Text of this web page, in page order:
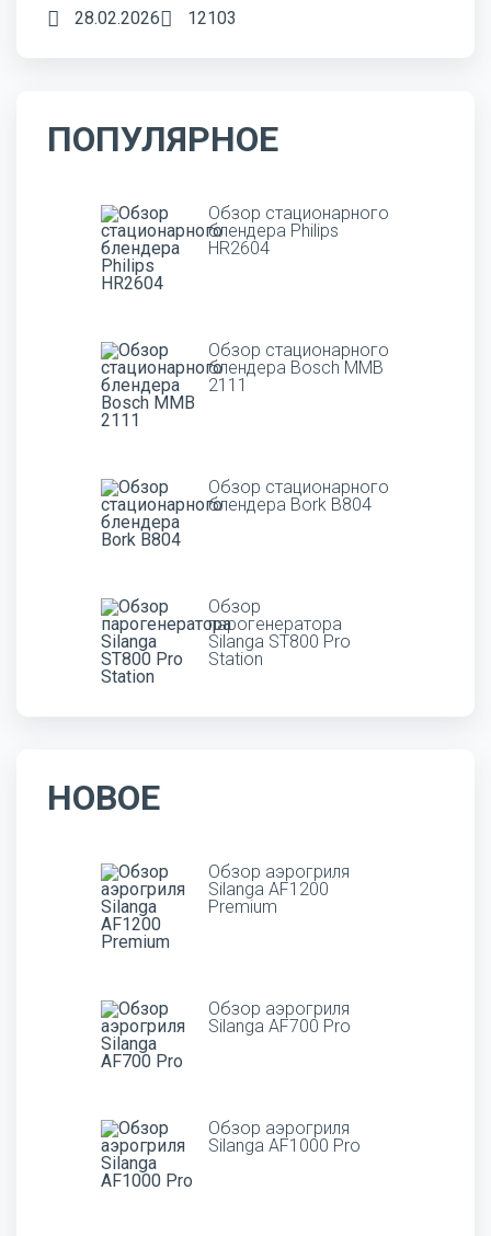
28.02.2026 12103
ПОПУЛЯРНОЕ
Обзор стационарного
блендера Philips
HR2604
Обзор стационарного
блендера Bosch MMB
2111
Обзор стационарного
блендера Bork B804
Обзор
парогенератора
Silanga ST800 Pro
Station
НОВОЕ
Обзор аэрогриля
Silanga AF1200
Premium
Обзор аэрогриля
Silanga AF700 Pro
Обзор аэрогриля
Silanga AF1000 Pro